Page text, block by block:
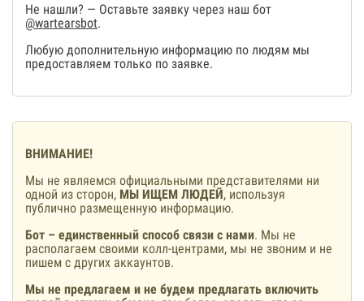
Не нашли? — Оставьте заявку через наш бот
@wartearsbot.
Любую дополнительную информацию по людям мы
предоставляем только по заявке.
ВНИМАНИЕ!
Мы не являемся официальными представителями ни
одной из сторон, МЫ ИЩЕМ ЛЮДЕЙ, используя
публично размещенную информацию.
Бот – единственный способ связи с нами. Мы не
располагаем своими колл-центрами, мы не звоним и не
пишем с других аккаунтов.
Мы не предлагаем и не будем предлагать включить